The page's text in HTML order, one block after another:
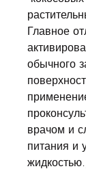
Главное
обычного
врачом и
питания и